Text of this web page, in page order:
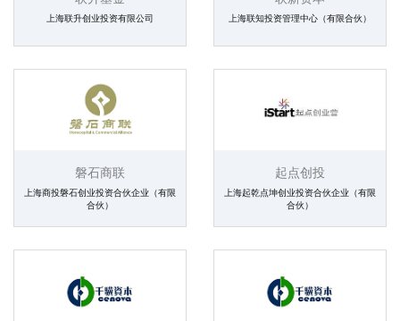
上海联升创业投资有限公司 上海联知投资管理中心（有限合伙）
磐石商联
上海商投磐石创业投资合伙企业（有限
合伙）
起点创投
上海起乾点坤创业投资合伙企业（有限
合伙）